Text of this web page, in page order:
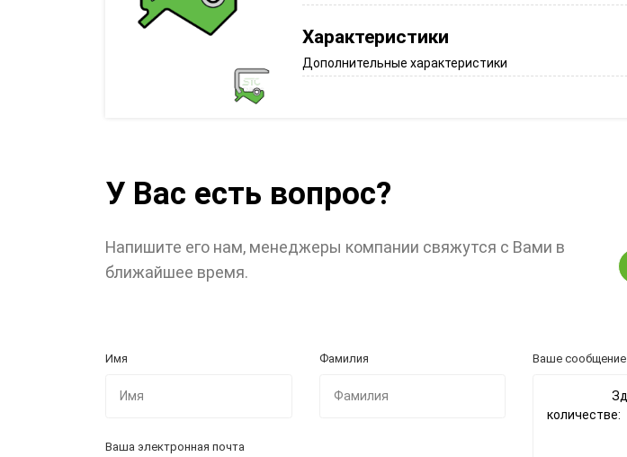
Характеристики
Дополнительные характеристики
У Вас есть вопрос?
Напишите его нам, менеджеры компании свяжутся с Вами в
ближайшее время.
Имя Фамилия
Ваша электронная почта
Ваше сообщение